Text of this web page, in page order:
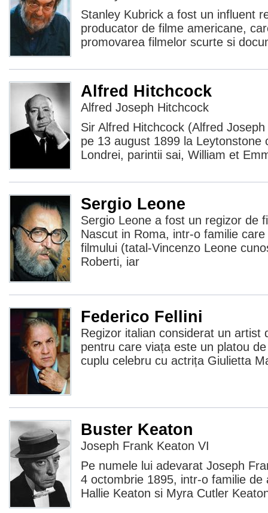
Stanley Kubrick a fost un influent
producator de filme americane,
promovarea filmelor scurte si
Alfred Hitchcock
Alfred Joseph Hitchcock
Sir Alfred Hitchcock (Alfred
pe 13 august 1899 la Leytonstone
Londrei, parintii sai, William et
Sergio Leone
Sergio Leone a fost un regizor de
Nascut in Roma, intr-o familie
filmului (tatal-Vincenzo Leone
Roberti, iar
Federico Fellini
Regizor italian considerat un artist
pentru care viața este un platou
cuplu celebru cu actrița Giulietta
Buster Keaton
Joseph Frank Keaton VI
Pe numele lui adevarat Joseph
4 octombrie 1895, intr-o familie de
Hallie Keaton si Myra Cutler